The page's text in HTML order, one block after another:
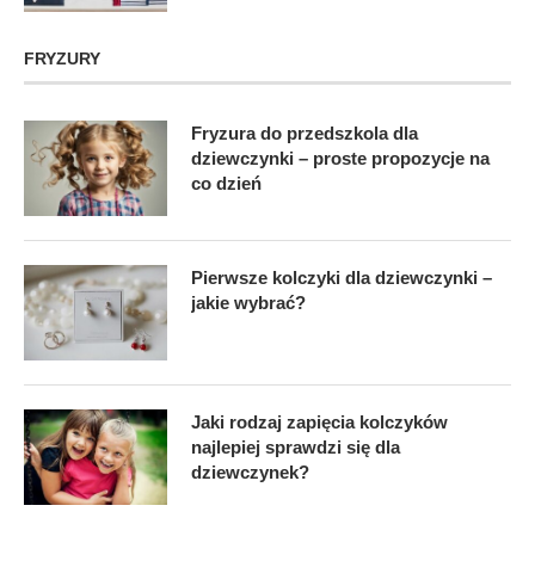
FRYZURY
Fryzura do przedszkola dla
dziewczynki – proste propozycje na
co dzień
Pierwsze kolczyki dla dziewczynki –
jakie wybrać?
Jaki rodzaj zapięcia kolczyków
najlepiej sprawdzi się dla
dziewczynek?